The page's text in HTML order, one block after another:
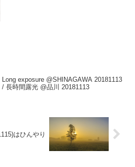
Long exposure @SHINAGAWA 20181113
/ 長時間露光 @品川 20181113
はひんやり